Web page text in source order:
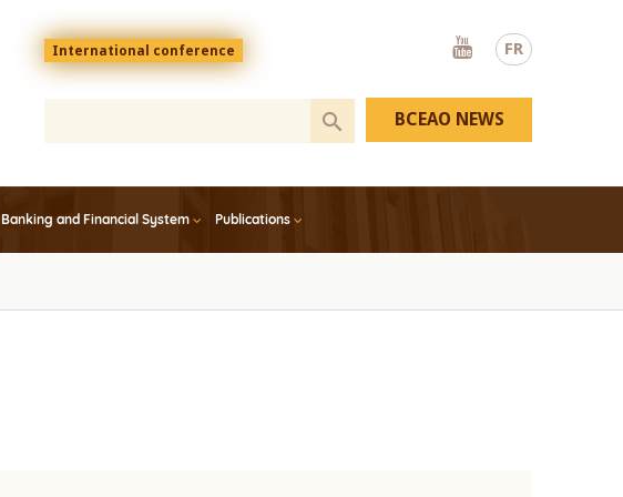
FR
Menu
top
En
International conference
Youtube
Banking and Financial System Publications
BCEAO NEWS